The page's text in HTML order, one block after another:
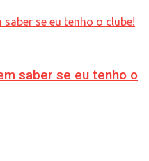
saber se eu tenho o